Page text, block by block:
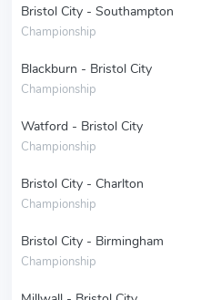
Bristol City - Southampton
Championship
Blackburn - Bristol City
Championship
Watford - Bristol City
Championship
Bristol City - Charlton
Championship
Bristol City - Birmingham
Championship